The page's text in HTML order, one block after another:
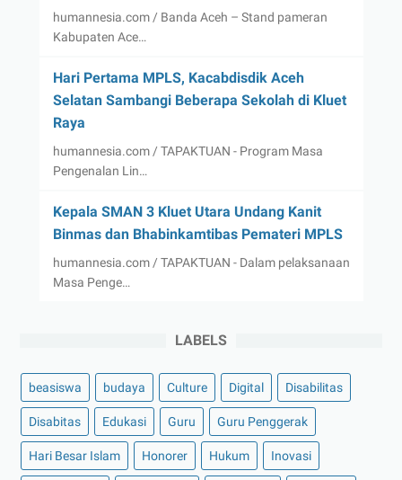
humannesia.com / Banda Aceh – Stand pameran
Kabupaten Ace…
Hari Pertama MPLS, Kacabdisdik Aceh
Selatan Sambangi Beberapa Sekolah di Kluet
Raya
humannesia.com / TAPAKTUAN - Program Masa
Pengenalan Lin…
Kepala SMAN 3 Kluet Utara Undang Kanit
Binmas dan Bhabinkamtibas Pemateri MPLS
humannesia.com / TAPAKTUAN - Dalam pelaksanaan
Masa Penge…
LABELS
beasiswa budaya Culture Digital Disabilitas
Disabitas Edukasi Guru Guru Penggerak
Hari Besar Islam Honorer Hukum Inovasi